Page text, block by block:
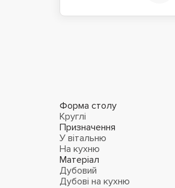
Форма столу
Круглі
Призначення
У вітальню
На кухню
Матеріал
Дубовий
Дубові на кухню